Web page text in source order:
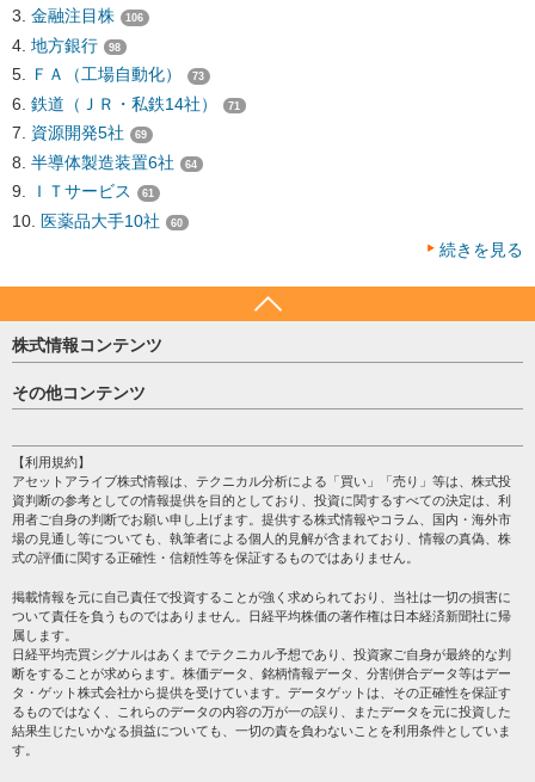
金融注目株 106
地方銀行 98
ＦＡ（工場自動化） 73
鉄道（ＪＲ・私鉄14社） 71
資源開発5社 69
半導体製造装置6社 64
ＩＴサービス 61
医薬品大手10社 60
続きを見る
株式情報コンテンツ
日経平均
売買シグナル
株テーマ情報
海外市況
投資カレンダー
格付け情報
その他コンテンツ
個人情報保護方針
プライバシーポリシー
会社案内
サイトマップ
過去データ
【利用規約】
アセットアライブ株式情報は、テクニカル分析による「買い」「売り」等は、株式投
資判断の参考としての情報提供を目的としており、投資に関するすべての決定は、利
用者ご自身の判断でお願い申し上げます。提供する株式情報やコラム、国内・海外市
場の見通し等についても、執筆者による個人的見解が含まれており、情報の真偽、株
式の評価に関する正確性・信頼性等を保証するものではありません。
掲載情報を元に自己責任で投資することが強く求められており、当社は一切の損害に
ついて責任を負うものではありません。日経平均株価の著作権は日本経済新聞社に帰
属します。
日経平均売買シグナルはあくまでテクニカル予想であり、投資家ご自身が最終的な判
断をすることが求めらます。株価データ、銘柄情報データ、分割併合データ等はデー
タ・ゲット株式会社から提供を受けています。データゲットは、その正確性を保証す
るものではなく、これらのデータの内容の万が一の誤り、またデータを元に投資した
結果生じたいかなる損益についても、一切の責を負わないことを利用条件としていま
す。